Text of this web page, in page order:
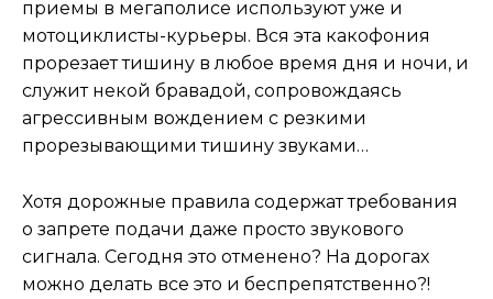
приемы в мегаполисе используют уже и
мотоциклисты-курьеры. Вся эта какофония
прорезает тишину в любое время дня и ночи, и
служит некой бравадой, сопровождаясь
агрессивным вождением с резкими
прорезывающими тишину звуками…
Хотя дорожные правила содержат требования
о запрете подачи даже просто звукового
сигнала. Сегодня это отменено? На дорогах
можно делать все это и беспрепятственно?!